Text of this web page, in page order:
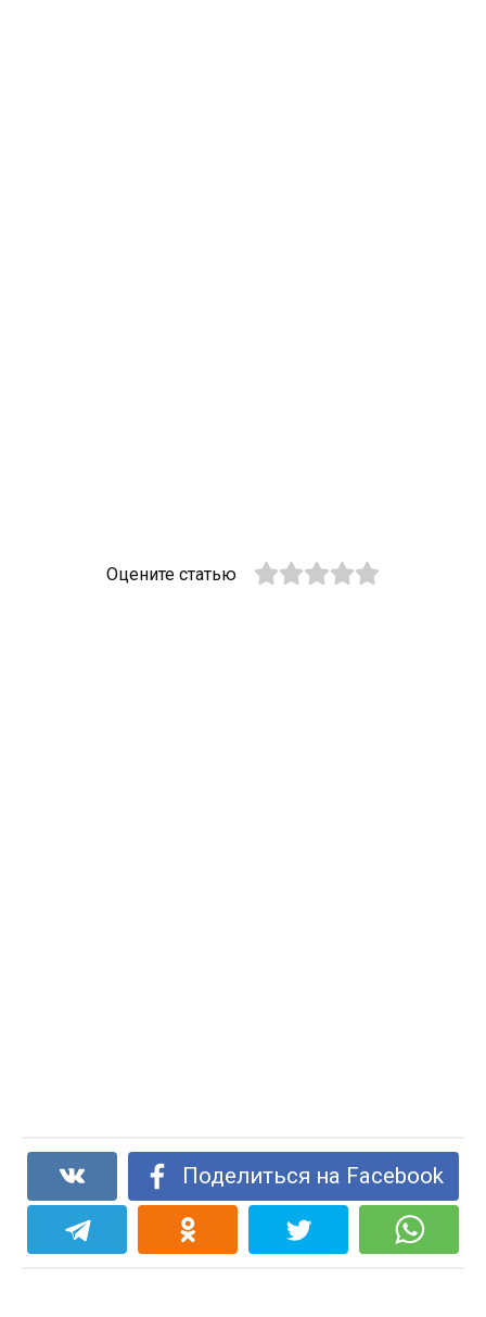
Оцените статью
Поделиться на Facebook